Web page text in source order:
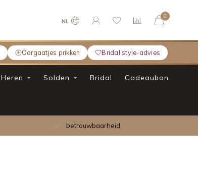
Oorgaatjes prikken Bridal style-advies
NL
0
Heren Solden Bridal Cadeaubon
Gratis verzending bij bestelling boven €75